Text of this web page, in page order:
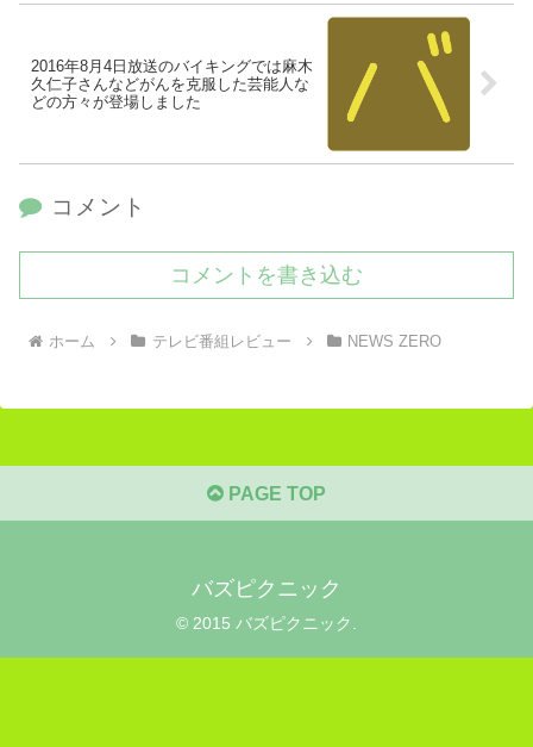
2016年8月4日放送のバイキングでは麻木
久仁子さんなどがんを克服した芸能人な
どの方々が登場しました
コメント
コメントを書き込む
ホーム テレビ番組レビュー NEWS ZERO
PAGE TOP
バズピクニック
© 2015 バズピクニック.